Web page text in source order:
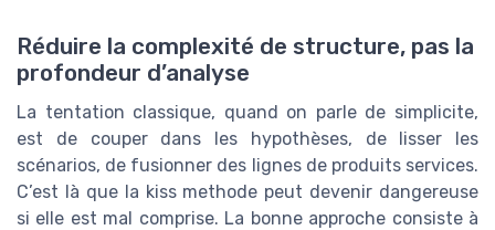
Réduire la complexité de structure, pas la
profondeur d’analyse
La tentation classique, quand on parle de simplicite,
est de couper dans les hypothèses, de lisser les
scénarios, de fusionner des lignes de produits services.
C’est là que la kiss methode peut devenir dangereuse
si elle est mal comprise. La bonne approche consiste à